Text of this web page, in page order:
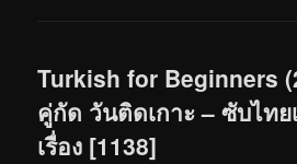
Turkish for Beginners
คู่กัด วันติดเกาะ – ซับไทย
เรื่อง [1138]